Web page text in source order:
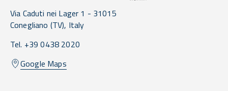
Via Caduti nei Lager 1 - 31015
Conegliano (TV), Italy
Tel. +39 0438 2020
Google Maps